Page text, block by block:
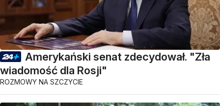
Amerykański senat zdecydował. "Zła
wiadomość dla Rosji"
ROZMOWY NA SZCZYCIE